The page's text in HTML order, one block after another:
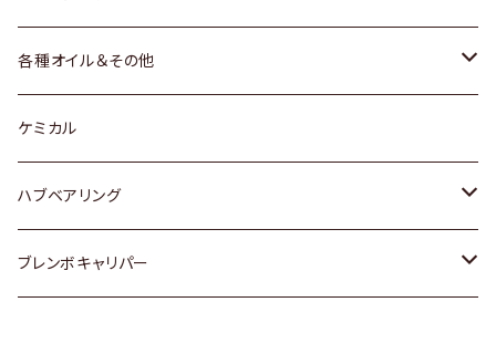
三菱
スバル
マツダ
マツダ
スバル
ホンダ
スズキ
日産
ダイハツ
各種オイル＆その他
ディーデル洗浄添加剤
ケミカル
ハブベアリング
トヨタ
ブレンボキャリパー